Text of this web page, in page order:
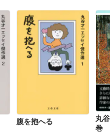
腹を抱へる
丸
巻